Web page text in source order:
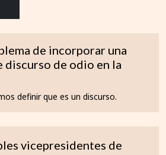
de incorporar una
discurso de odio en la
definir que es un discurso.
vicepresidentes de